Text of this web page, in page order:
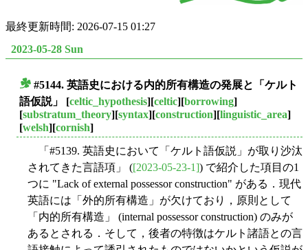
最終更新時間: 2026-07-15 01:27
2023-05-28 Sun
#5144. 英語史における内的所有構造の発展と「ケルト
語仮説」
[celtic_hypothesis][celtic][borrowing]
[substratum_theory][syntax][construction][linguistic_area]
[welsh][cornish]
「#5139. 英語史において「ケルト語仮説」が取り沙汰
されてきた言語項」 ([2023-05-23-1]) で紹介した項目の1
つに "Lack of external possessor construction" がある．現代
英語には「外的所有構造」が欠けており，原則として
「内的所有構造」 (internal possessor construction) のみが
あるとされる．そして，後者の特徴はケルト諸語との言